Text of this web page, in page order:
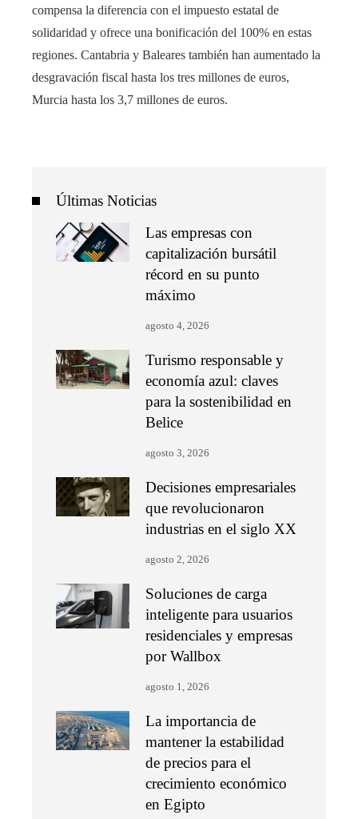
compensa la diferencia con el impuesto estatal de
solidaridad y ofrece una bonificación del 100% en estas
regiones. Cantabria y Baleares también han aumentado la
desgravación fiscal hasta los tres millones de euros,
Murcia hasta los 3,7 millones de euros.
Últimas Noticias
Las empresas con
capitalización bursátil
récord en su punto
máximo
agosto 4, 2026
Turismo responsable y
economía azul: claves
para la sostenibilidad en
Belice
agosto 3, 2026
Decisiones empresariales
que revolucionaron
industrias en el siglo XX
agosto 2, 2026
Soluciones de carga
inteligente para usuarios
residenciales y empresas
por Wallbox
agosto 1, 2026
La importancia de
mantener la estabilidad
de precios para el
crecimiento económico
en Egipto